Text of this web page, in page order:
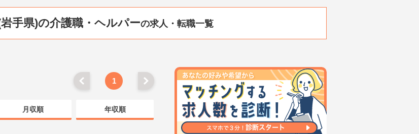
手県)の介護職・ヘルパーの求人・転職一覧
1
月収順 年収順